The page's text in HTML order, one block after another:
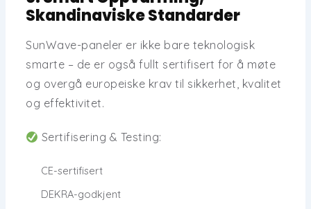
Skandinaviske Standarder
SunWave-paneler er ikke bare teknologisk
smarte – de er ogsåfullt sertifisert for å møte
og overgå europeiske krav til sikkerhet, kvalitet
og effektivitet.
Sertifisering & Testing:
CE-sertifisert
DEKRA-godkjent